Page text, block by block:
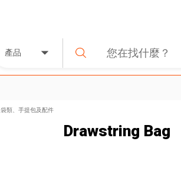
產品
袋類、手提包及配件
Drawstring Bag